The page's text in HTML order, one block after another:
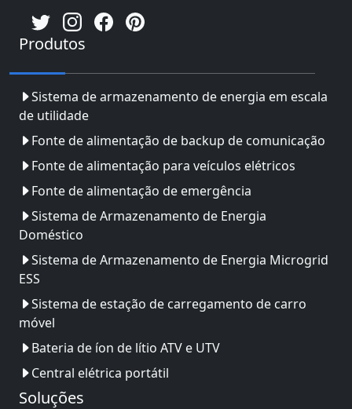
Produtos
Sistema de armazenamento de energia em escala
de utilidade
Fonte de alimentação de backup de comunicação
Fonte de alimentação para veículos elétricos
Fonte de alimentação de emergência
Sistema de Armazenamento de Energia
Doméstico
Sistema de Armazenamento de Energia Microgrid
ESS
Sistema de estação de carregamento de carro
móvel
Bateria de íon de lítio ATV e UTV
Central elétrica portátil
Soluções